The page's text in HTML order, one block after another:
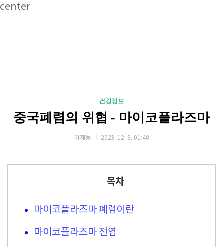
center
건강정보
중국폐렴의 위협 - 마이코플라즈마
카제농 2023. 12. 8. 01:40
목차
마이코플라즈마 폐렴이란
마이코플라즈마 전염